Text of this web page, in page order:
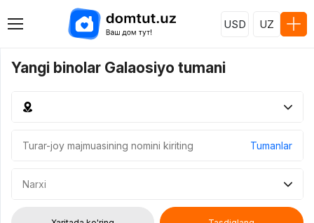
USD UZ
Yangi binolar Galaosiyo tumani
Tumanlar
Narxi